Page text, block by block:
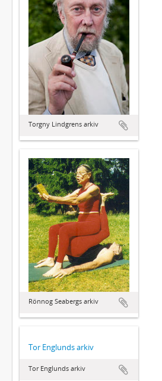
Torgny Lindgrens arkiv
Rönnog Seabergs arkiv
Tor Englunds arkiv
Tor Englunds arkiv